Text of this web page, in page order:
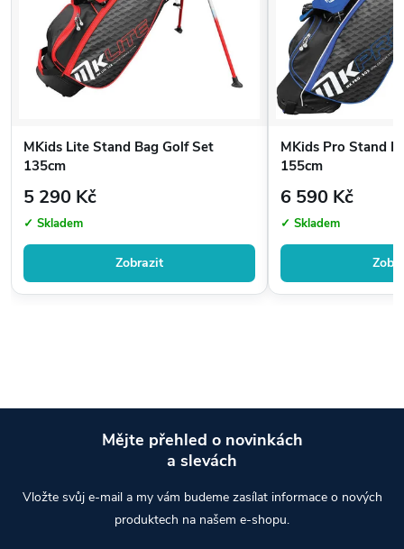
Rychlé dodání z ČR
Možnost výměny bez komplikací
Ověřený prodejce golfového vybavení
MKids Lite Stand Bag Golf Set
135cm
5 290 Kč
✓ Skladem
Zobrazit
MKids Pro Stand
155cm
6 590 Kč
✓ Skladem
Mějte přehled o novinkách
a slevách
Vložte svůj e-mail a my vám budeme zasílat informace o nových
produktech na našem e-shopu.